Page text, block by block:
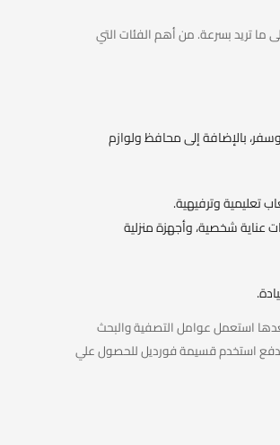
تريد بسرعة. من أهم الفئات التي
بالإضافة إلى محافظ ولوازم
تعليمية وترفيهية.
عناية شخصية، وأجهزة منزلية
استعمل عوامل التصفية والبحث
استخدم قسيمة فورديل للحصول علي